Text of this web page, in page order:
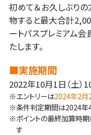
初めて＆お久しぶり
物すると最大合計
ートパスプレミアム会
たします。
■実施期間
2022年10月1日（土）
※エントリーは2024年2月
※条件判定期間は2024
※ポイントの最終加算時期は2024年5月31日（金）23:59までとなりま
す